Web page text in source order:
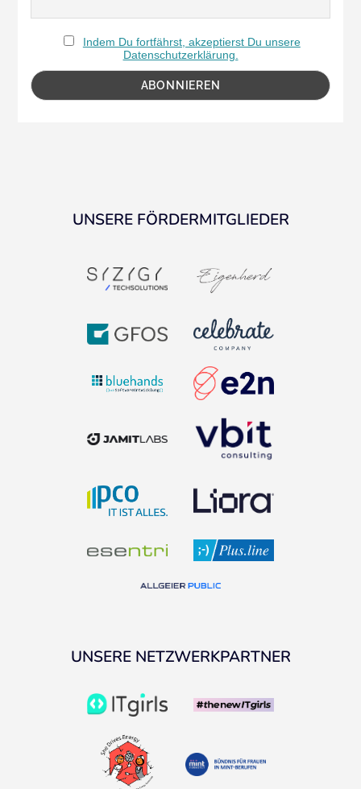
Indem Du fortfährst, akzeptierst Du unsere
Datenschutzerklärung.
UNSERE FÖRDERMITGLIEDER
UNSERE NETZWERKPARTNER